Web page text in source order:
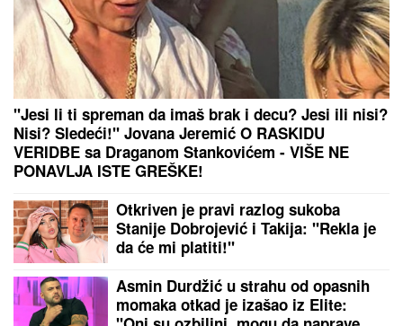
"Jesi li ti spreman da imaš brak i decu? Jesi ili nisi?
Nisi? Sledeći!" Jovana Jeremić O RASKIDU
VERIDBE sa Draganom Stankovićem - VIŠE NE
PONAVLJA ISTE GREŠKE!
Otkriven je pravi razlog sukoba
Stanije Dobrojević i Takija: "Rekla je
da će mi platiti!"
Asmin Durdžić u strahu od opasnih
momaka otkad je izašao iz Elite: